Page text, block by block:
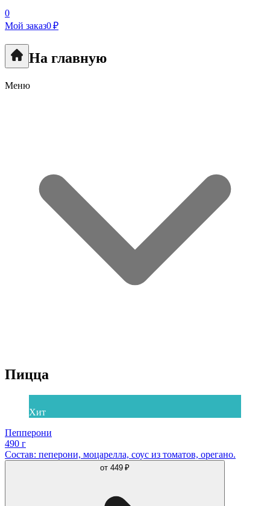
0
Мой заказ0 ₽
На главную
Меню
Пицца
Хит
Пепперони
490 г
Состав: пеперони, моцарелла, соус из томатов, орегано.
от 449 ₽